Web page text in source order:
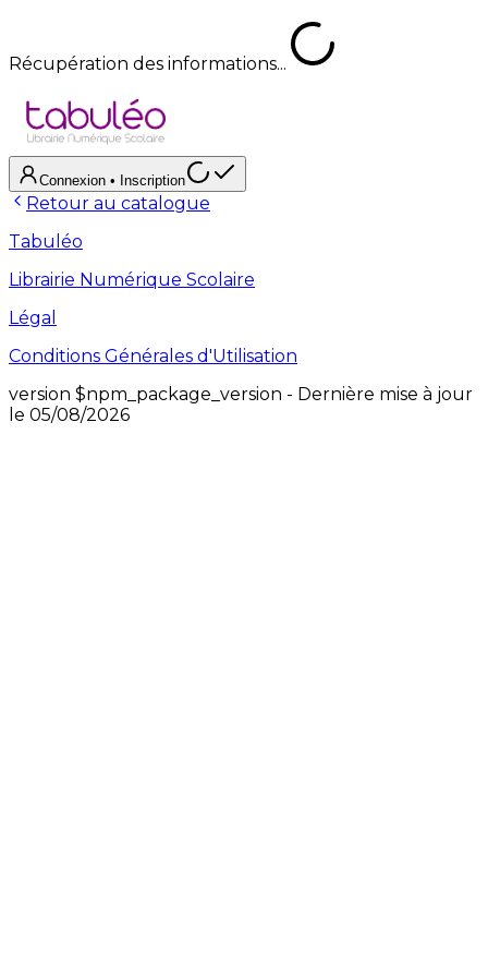
Récupération des informations...
Connexion • Inscription
Retour au catalogue
Tabuléo
Librairie Numérique Scolaire
Légal
Conditions Générales d'Utilisation
version $npm_package_version - Dernière mise à jour
le 05/08/2026